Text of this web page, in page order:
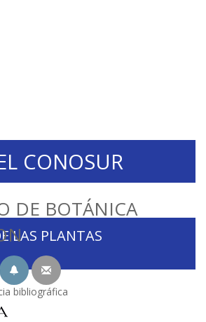
DE BOTÁNICA
CONOSUR
LAS PLANTAS
bibliográfica